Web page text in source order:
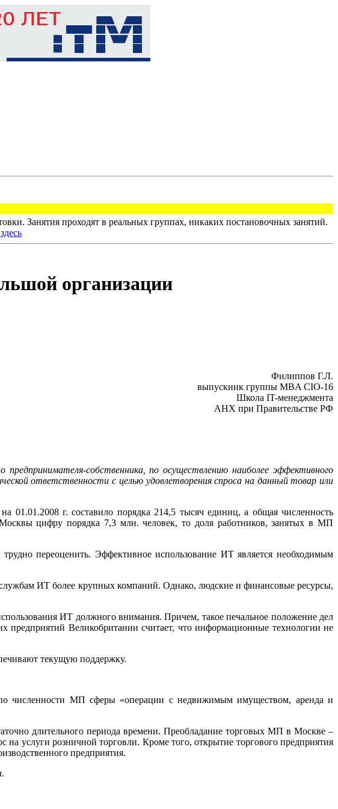
Занятия проходят в реальных группах, никаких постановочных занятий.
здесь
организации
Филиппов Г.Л.
выпускник группы MBA CIO-16
Школа IT-менеджмента
АНХ при Правительстве РФ
предпринимателя-собственника, по осуществлению наиболее эффективного
ответственности с целью удовлетворения спроса на данный товар или
01.01.2008 г. составило порядка 214,5 тысяч единиц, а общая численность
цифру порядка 7,3 млн. человек, то доля работников, занятых в МП
переоценить. Эффективное использование ИТ является необходимым
ИТ более крупных компаний. Однако, людские и финансовые ресурсы,
ИТ должного внимания. Причем, такое печальное положение дел
предприятий Великобритании считает, что информационные технологии не
текущую поддержку.
численности МП сферы «операции с недвижимым имуществом, аренда и
длительного периода времени. Преобладание торговых МП в Москве –
услуги розничной торговли. Кроме того, открытие торгового предприятия
предприятия.